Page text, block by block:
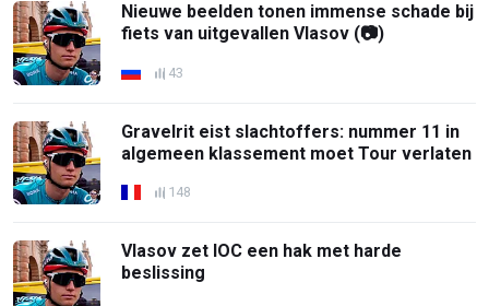
Nieuwe beelden tonen immense schade bij
fiets van uitgevallen Vlasov (📷)
43
Gravelrit eist slachtoffers: nummer 11 in
algemeen klassement moet Tour verlaten
148
Vlasov zet IOC een hak met harde
beslissing